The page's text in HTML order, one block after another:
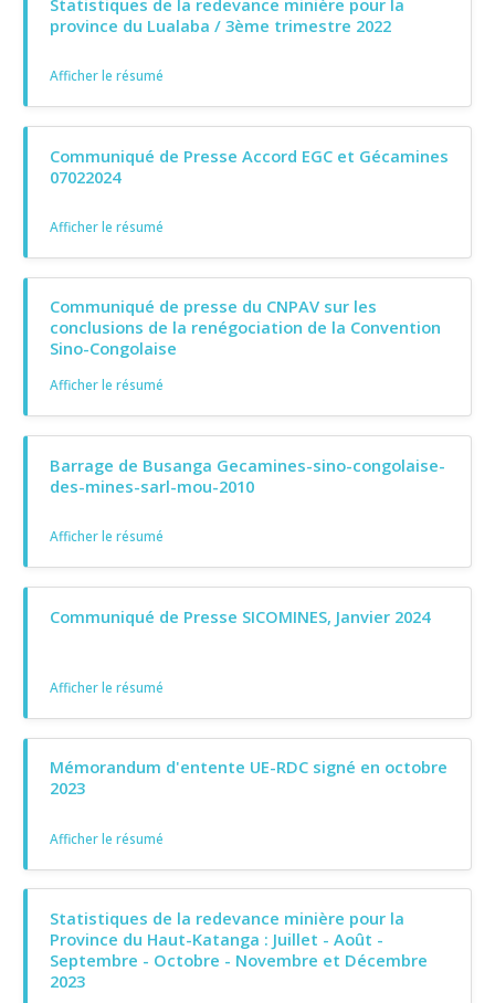
province du Lualaba / 3ème trimestre 2022
Afficher le résumé
Communiqué de Presse Accord EGC et Gécamines
07022024
Afficher le résumé
Communiqué de presse du CNPAV sur les
conclusions de la renégociation de la Convention
Sino-Congolaise
Afficher le résumé
Barrage de Busanga Gecamines-sino-congolaise-
des-mines-sarl-mou-2010
Afficher le résumé
Communiqué de Presse SICOMINES, Janvier 2024
Afficher le résumé
Mémorandum d'entente UE-RDC signé en octobre
2023
Afficher le résumé
Statistiques de la redevance minière pour la
Province du Haut-Katanga : Juillet - Août -
Septembre - Octobre - Novembre et Décembre
2023